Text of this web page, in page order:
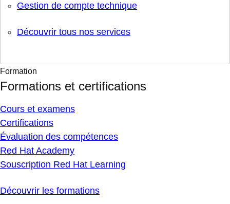
Gestion de compte technique
Découvrir tous nos services
Formation
Formations et certifications
Cours et examens
Certifications
Évaluation des compétences
Red Hat Academy
Souscription Red Hat Learning
Découvrir les formations